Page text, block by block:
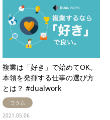
複業は「好き」で始めてOK。
本領を発揮する仕事の選び方
とは？ #dualwork
コラム
2021.05.06